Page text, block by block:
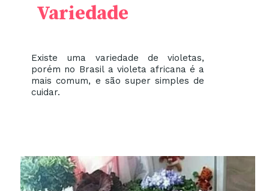
Existe uma variedade de violetas,
porém no Brasil a violeta africana é a
mais comum, e são super simples de
cuidar.
Variedade